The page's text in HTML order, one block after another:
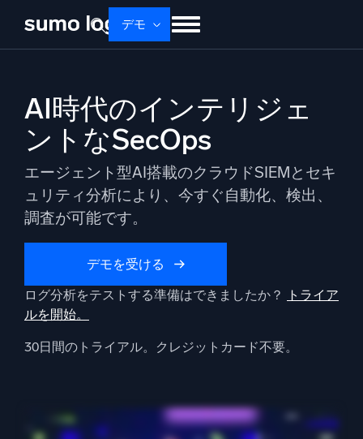
content
デモ
ドキュメント 学ぶ かいしゃじょうほう
ログイン 無料トライアル
Dojo AI 新着
マルチエージェントAIプラットフォーム
プラットフォーム
監視、トラブルシューティング、自動化、防御
インテリジェントセキュリティ運用
AI時代のインテリジェ
ントなSecOps
エージェント型AI搭載のクラウドSIEMとセキ
ュリティ分析により、今すぐ自動化、検出、
調査が可能です。
デモを受ける
ログ分析をテストする準備はできましたか？
トライア
ルを開始。
30日間のトライアル。クレジットカード不要。